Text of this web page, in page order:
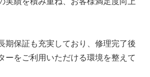
期保証も充実しており、修理完了後
ーをご利用いただける環境を整えて